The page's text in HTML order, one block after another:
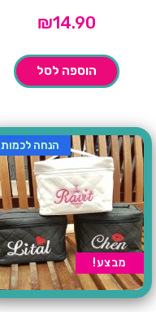
₪14.90
הוספה לסל
מבצע!
הנחה לכמות